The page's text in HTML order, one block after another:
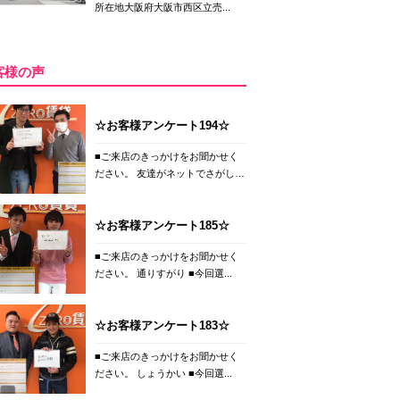
所在地大阪府大阪市西区立売...
様の声
☆お客様アンケート194☆
■ご来店のきっかけをお聞かせく
ださい。 友達がネットでさがし
☆お客様アンケート185☆
■ご来店のきっかけをお聞かせく
ださい。 通りすがり ■今回選...
☆お客様アンケート183☆
■ご来店のきっかけをお聞かせく
ださい。 しょうかい ■今回選...